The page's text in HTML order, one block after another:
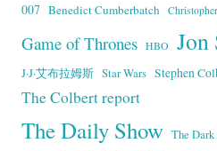
007 Benedict Cumberbatch
Game of Thrones HBO Jon
J·J·艾布拉姆斯 Star Wars Stephen
The Colbert report
The Daily Show The